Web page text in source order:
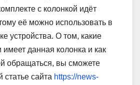
с колонкой идёт
её можно использовать в
устройства. О том, какие
имеет данная колонка и как
обращаться, вы сможете
статье сайта https://news-